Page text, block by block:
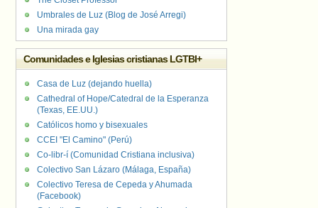
Umbrales de Luz (Blog de José Arregi)
Una mirada gay
Comunidades e Iglesias cristianas LGTBI+
Casa de Luz (dejando huella)
Cathedral of Hope/Catedral de la Esperanza
(Texas, EE.UU.)
Católicos homo y bisexuales
CCEI "El Camino" (Perú)
Co-libr-í (Comunidad Cristiana inclusiva)
Colectivo San Lázaro (Málaga, España)
Colectivo Teresa de Cepeda y Ahumada
(Facebook)